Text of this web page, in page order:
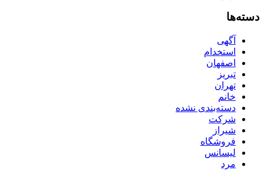
دسته‌ها
آگهی
استخدام
اصفهان
تبریز
تهران
خانم
دسته‌بندی نشده
شرکت
شیراز
فروشگاه
لیسانس
مرد